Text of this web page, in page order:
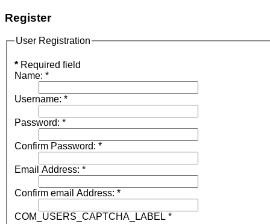
Register
User Registration
* Required field
Name: *
Username: *
Password: *
Confirm Password: *
Email Address: *
Confirm email Address: *
COM_USERS_CAPTCHA_LABEL *